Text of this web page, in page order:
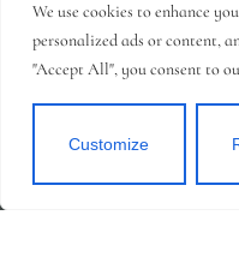
We use cookies to enhance
personalized ads or content,
"Accept All", you consent to
Customize